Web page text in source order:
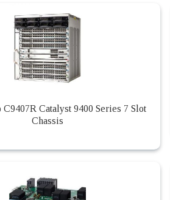
Catalyst 9400 Series 7 Slot
Chassis